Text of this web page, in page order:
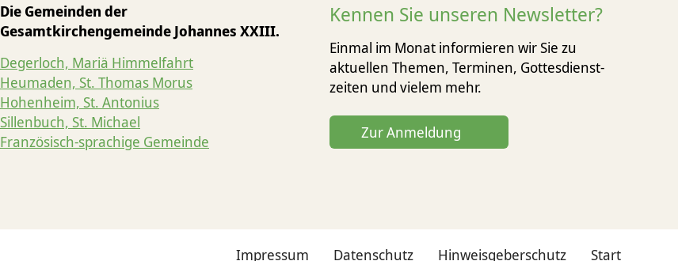
Die Gemeinden der
Gesamtkirchengemeinde Johannes XXIII.
Degerloch, Mariä Himmelfahrt
Heumaden, St. Thomas Morus
Hohenheim, St. Antonius
Sillenbuch, St. Michael
Französisch-sprachige Gemeinde
Kennen Sie unseren Newsletter?
Einmal im Monat informieren wir Sie zu
aktuellen Themen, Terminen, Gottesdienst­
zeiten und vielem mehr.
Zur Anmeldung
Impressum Datenschutz Hinweisgeberschutz Start